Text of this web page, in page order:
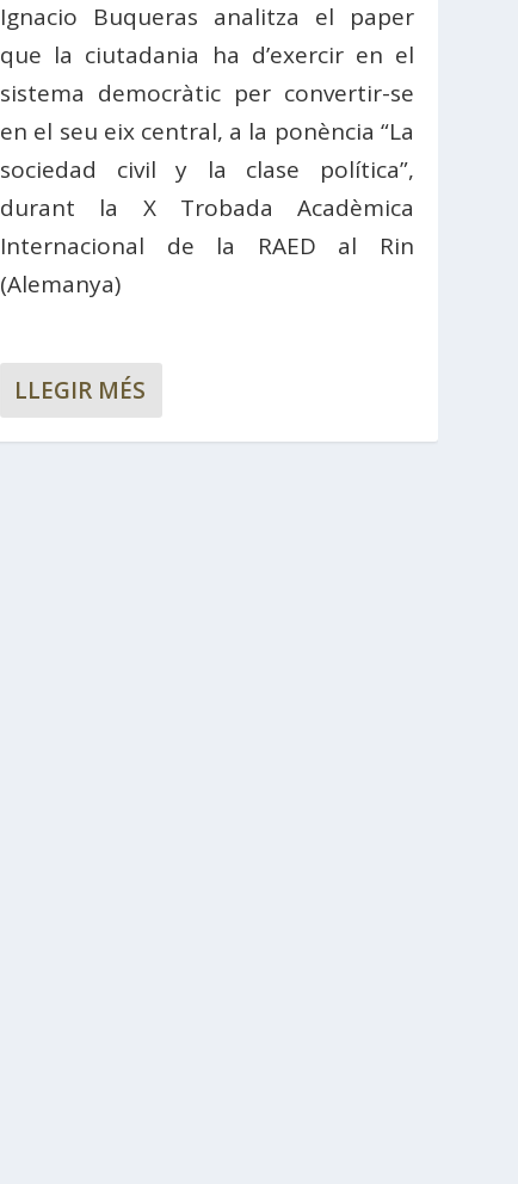
Ignacio Buqueras analitza el paper
que la ciutadania ha d’exercir en el
sistema democràtic per convertir-se
en el seu eix central, a la ponència “La
sociedad civil y la clase política”,
durant la X Trobada Acadèmica
Internacional de la RAED al Rin
(Alemanya)
LLEGIR MÉS